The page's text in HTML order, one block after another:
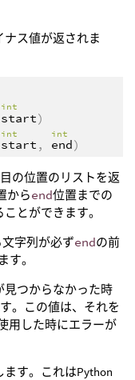
ス値が返されま
int
start)
int
start ,
int
end)
の位置のリストを返
からend位置までの
とができます。
字列が必ずendの前
す。
見つからなかった時
。この値は、それを
用した時にエラーが
す。これはPython